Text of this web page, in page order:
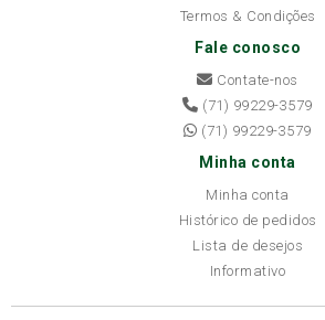
Termos & Condições
Fale conosco
Contate-nos
(71) 99229-3579
(71) 99229-3579
Minha conta
Minha conta
Histórico de pedidos
Lista de desejos
Informativo